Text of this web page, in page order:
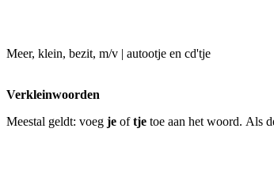
Meer, klein, bezit, m/v | autootje en cd'tje
Verkleinwoorden
Meestal geldt: voeg je oftje toe aan het woord. Als